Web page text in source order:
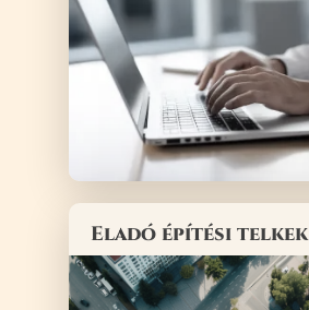
Eladó építési telkek